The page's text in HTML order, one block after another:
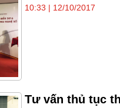
10:33 | 12/10/2017
Tư vấn thủ tục